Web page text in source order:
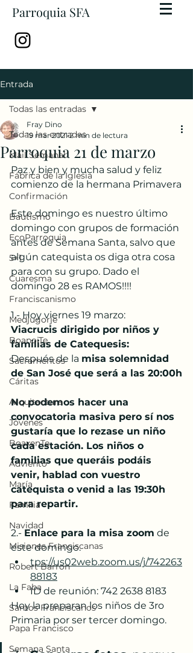
Parroquia SFA
Entrada
Todas las entradas
Mail Semanal
Fábrica de la Iglesia
Confirmación
Bautismo
EcoParroquia
5+1
Cuaresma
Franciscanismo
Medjugorje
BoanoiTe
Sacramentos
Cáritas
Arquitectura
Jóvenes
BoaxenTe
Adviento
María
Familia
Navidad
Misiones Franciscanas
Robert Barron
La Faba
Santos Franciscanos
Papa Francisco
Semana Santa
Todas las entradas
Parroquia 21 de marzo
Fray Dino
19 mar 2021 2 min de lectura
Paz y bien y mucha salud y feliz
comienzo de la hermana Primavera
Este domingo es nuestro último
domingo con grupos de formación
antes de Semana Santa, salvo que
algún catequista os diga otra cosa
para con su grupo. Dado el
domingo 28 es RAMOS!!!!
1.- Hoy viernes 19 marzo:
Viacrucis dirigido por niños y
familias de Catequesis:
Después de la misa solemnidad
de San José que será a las 20:00h
No podemos hacer una
convocatoria masiva pero sí nos
gustaría que lo rezase un niño
cada estación. Los niños o
familias que queráis podáis
venir, hablad con vuestro
catequista o venid a las 19:30h
para repartir.
2.- Enlace para la misa zoom de
este domingo.
tps://us02web.zoom.us/j/742263
88183
ID de reunión: 742 2638 8183
Hoy la preparan los niños de 3ro
Primaria por ser tercer domingo.